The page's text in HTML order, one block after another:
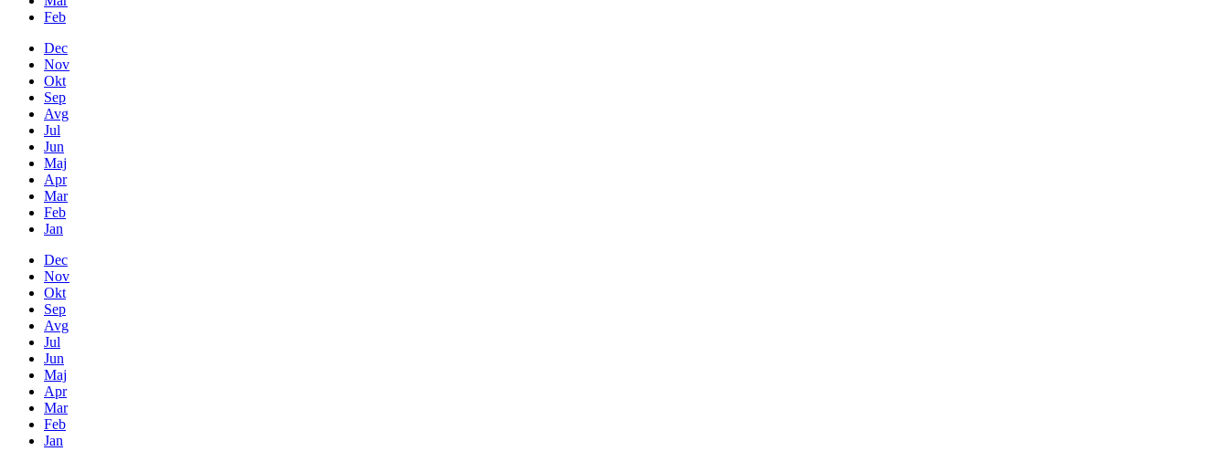
Feb
Dec
Nov
Okt
Sep
Avg
Jul
Jun
Maj
Apr
Mar
Feb
Jan
Dec
Nov
Okt
Sep
Avg
Jul
Jun
Maj
Apr
Mar
Feb
Jan